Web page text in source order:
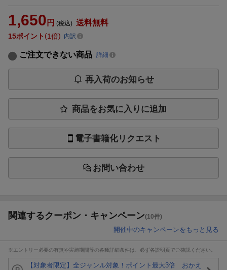
1,650 円 (税込) 送料無料
15ポイント 1倍 内訳
ご注文できない商品 詳細
再入荷のお知らせ
商品をお気に入りに追加
電子書籍化リクエスト
お問い合わせ
関連するクーポン・キャンペーン(10件)
開催中のキャンペーンをもっと見る
※エントリー必要の有無や実施期間等の各種詳細条件は、必ず各説明頁でご確認ください。
【対象者限定】全ジャンル対象！ポイント最大3倍 おかえ